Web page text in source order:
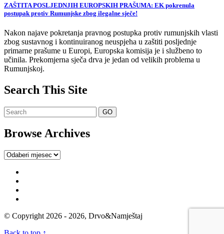
ZAŠTITA POSLJEDNJIH EUROPSKIH PRAŠUMA: EK pokrenula
postupak protiv Rumunjske zbog ilegalne sječe!
Nakon najave pokretanja pravnog postupka protiv rumunjskih vlasti
zbog sustavnog i kontinuiranog neuspjeha u zaštiti posljednje
primarne prašume u Europi, Europska komisija je i službeno to
učinila. Prekomjerna sječa drva je jedan od velikih problema u
Rumunjskoj.
Search This Site
Browse Archives
Browse
© Copyright 2026 - 2026, Drvo&Namještaj